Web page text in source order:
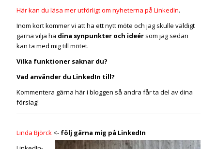
Här kan du läsa mer utförligt om nyheterna på LinkedIn.
Inom kort kommer vi att ha ett nytt möte och jag skulle väldigt
gärna vilja ha dina synpunkter och ideérsom jag sedan
kan ta med mig till mötet.
Vilka funktioner saknar du?
Vad använder du LinkedIn till?
Kommentera gärna här i bloggen så andra får ta del av dina
förslag!
Linda Björck<- följ gärna mig på LinkedIn